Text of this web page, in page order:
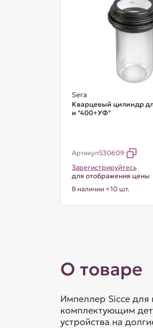
Sera
Кварцевый цилиндр
и "400+УФ"
АртикулS30609
Зарегистрируйтесь
для отображения цены
В наличии <10 шт.
О товаре
Импеллер Sicce
комплектующим
устройства на